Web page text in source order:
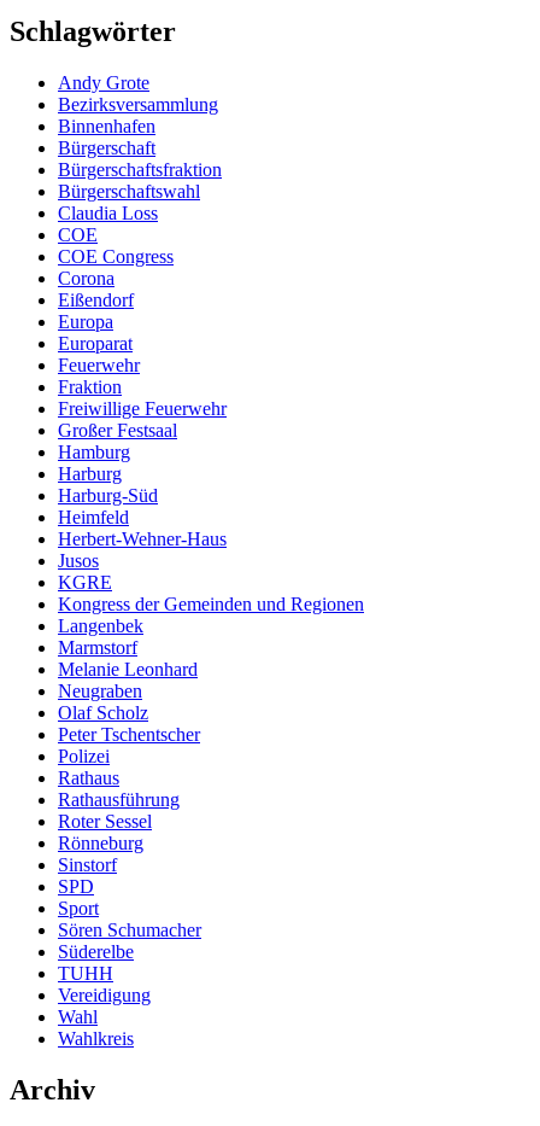
Schlagwörter
Andy Grote
Bezirksversammlung
Binnenhafen
Bürgerschaft
Bürgerschaftsfraktion
Bürgerschaftswahl
Claudia Loss
COE
COE Congress
Corona
Eißendorf
Europa
Europarat
Feuerwehr
Fraktion
Freiwillige Feuerwehr
Großer Festsaal
Hamburg
Harburg
Harburg-Süd
Heimfeld
Herbert-Wehner-Haus
Jusos
KGRE
Kongress der Gemeinden und Regionen
Langenbek
Marmstorf
Melanie Leonhard
Neugraben
Olaf Scholz
Peter Tschentscher
Polizei
Rathaus
Rathausführung
Roter Sessel
Rönneburg
Sinstorf
SPD
Sport
Sören Schumacher
Süderelbe
TUHH
Vereidigung
Wahl
Wahlkreis
Archiv